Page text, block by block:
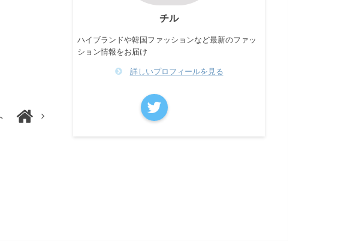
チル
ハイブランドや韓国ファッションなど最新のファッ
ション情報をお届け
詳しいプロフィールを見る